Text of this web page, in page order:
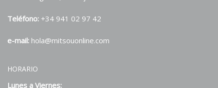
Teléfono: +34 941 02 97 42
e-mail: hola@mitsouonline.com
HORARIO
Lunes a Viernes: